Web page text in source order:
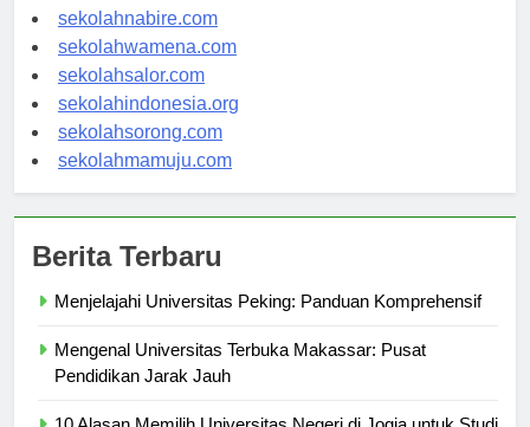
sekolahmanokwari.com
sekolahnabire.com
sekolahwamena.com
sekolahsalor.com
sekolahindonesia.org
sekolahsorong.com
Mengenal Universitas Terbuka Makassar: Pusat